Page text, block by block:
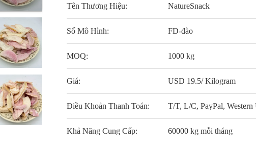
Tên Thương Hiệu: NatureSnack
Số Mô Hình: FD-đào
MOQ: 1000 kg
Giá: USD 19.5/ Kilogram
Điều Khoản Thanh Toán: T/T, L/C, PayPal, Western
Khả Năng Cung Cấp: 60000 kg mỗi tháng